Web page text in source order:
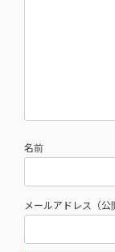
名前
メールアドレス（公